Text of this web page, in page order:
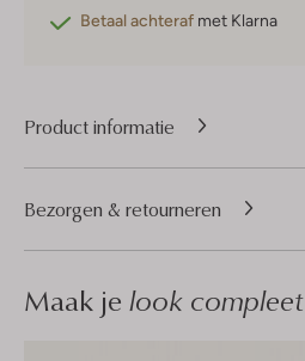
Betaal achteraf met Klarna
Product informatie
Bezorgen & retourneren
Maak je look compleet